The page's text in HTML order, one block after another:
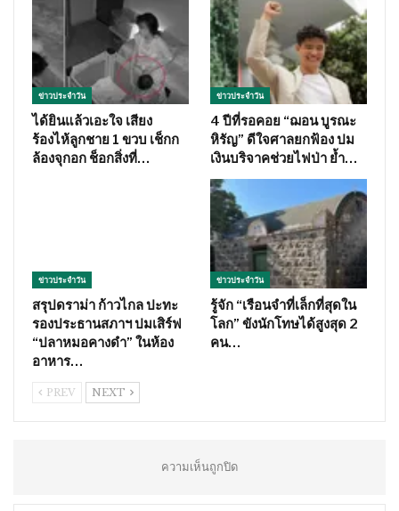
ข่าวประจำวัน
ได้ยินแล้วเอะใจ เสียง
ร้องไห้ลูกชาย 1 ขวบ เช็กก
ล้องจุกอก ช็อกสิ่งที่…
ข่าวประจำวัน
4 ปีที่รอคอย “ฌอน บูรณะ
หิรัญ” ดีใจศาลยกฟ้อง ปม
เงินบริจาคช่วยไฟป่า ย้ำ…
ข่าวประจำวัน
สรุปดราม่า ก้าวไกล ปะทะ
รองประธานสภาฯ ปมเสิร์ฟ
“ปลาหมอคางดำ” ในห้อง
อาหาร…
ข่าวประจำวัน
รู้จัก “เรือนจำที่เล็กที่สุดใน
โลก” ขังนักโทษได้สูงสุด 2
คน…
PREV NEXT
ความเห็นถูกปิด